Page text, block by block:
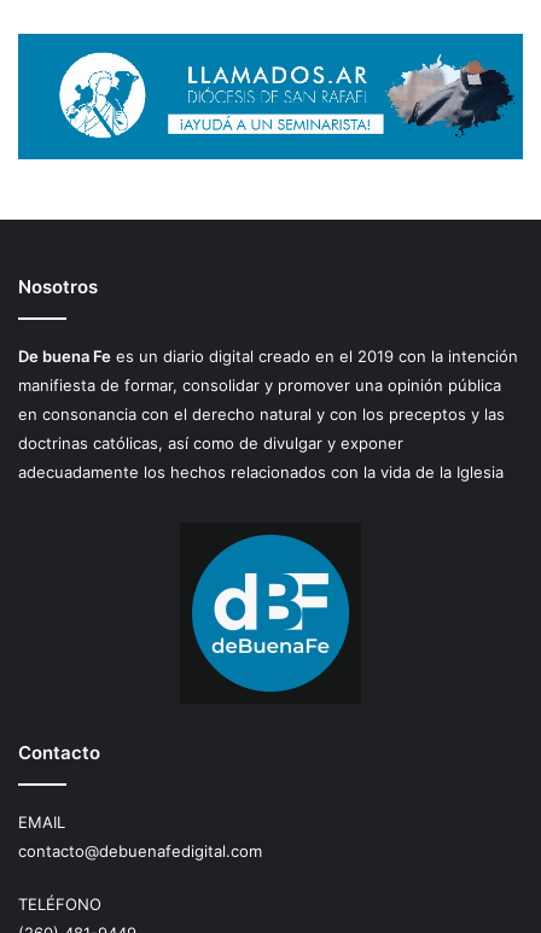
Nosotros
De buena Fe es un diario digital creado en el 2019 con la intención
manifiesta de formar, consolidar y promover una opinión pública
en consonancia con el derecho natural y con los preceptos y las
doctrinas católicas, así como de divulgar y exponer
adecuadamente los hechos relacionados con la vida de la Iglesia
Contacto
EMAIL
contacto@debuenafedigital.com
TELÉFONO